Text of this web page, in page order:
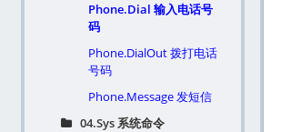
Phone.Dial 输入电话号
码
Phone.DialOut 拨打电话
号码
Phone.Message 发短信
04.Sys 系统命令